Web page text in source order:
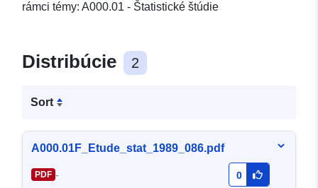
rámci témy: A000.01 - Štatistické štúdie
Distribúcie 2
Sort
A000.01F_Etude_stat_1989_086.pdf
PDF - 0